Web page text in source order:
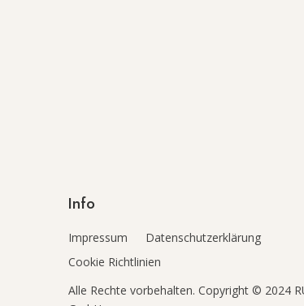
Info
Impressum
Datenschutzerklärung
Cookie Richtlinien
Alle Rechte vorbehalten. Copyright © 2024